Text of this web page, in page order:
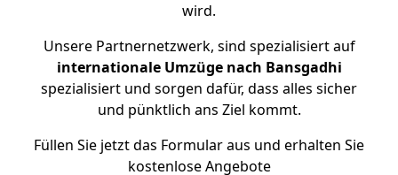
wird.
Unsere Partnernetzwerk, sind spezialisiert auf
internationale Umzüge nach Bansgadhi
spezialisiert und sorgen dafür, dass alles sicher
und pünktlich ans Ziel kommt.
Füllen Sie jetzt das Formular aus und erhalten Sie
kostenlose Angebote